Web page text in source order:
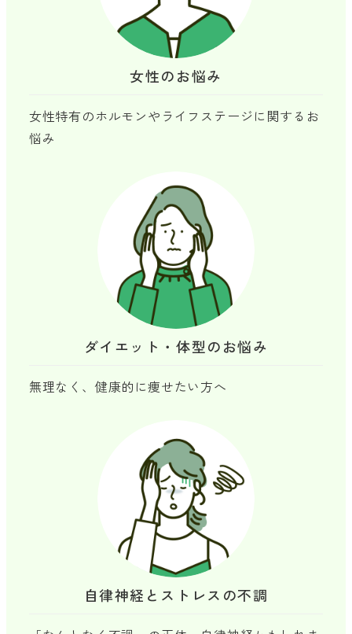
女性のお悩み
女性特有のホルモンやライフステージに関するお
悩み
ダイエット・体型のお悩み
無理なく、健康的に痩せたい方へ
自律神経とストレスの不調